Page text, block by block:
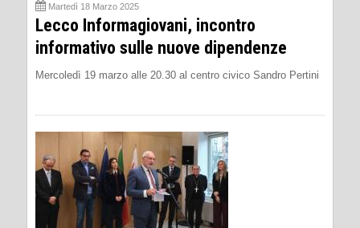
Martedì 18 Marzo 2025
Lecco Informagiovani, incontro
informativo sulle nuove dipendenze
Mercoledì 19 marzo alle 20.30 al centro civico Sandro Pertini